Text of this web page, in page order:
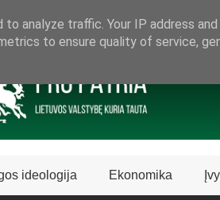
ideologija Ekonomika
analyze traffic. Your IP address
to ensure quality of service,